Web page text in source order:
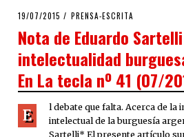
POSTED
19/07/2015 PRENSA-ESCRITA
Nota de Eduardo
intelectualidad
En La tecla nº 41 (07/
E
l debate que falta. Acerca de la
intelectual de la burguesía
Sartelli* El presente artículo